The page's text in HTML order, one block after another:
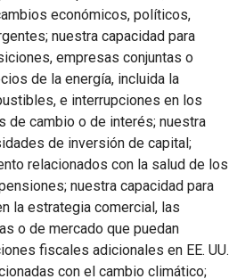
económicos, políticos,
nuestra capacidad para
empresas conjuntas o
de la energía, incluida la
e interrupciones en los
de cambio o de interés; nuestra
de inversión de capital;
relacionados con la salud de los
nuestra capacidad para
la estrategia comercial, las
o de mercado que puedan
fiscales adicionales en EE. UU.
con el cambio climático;